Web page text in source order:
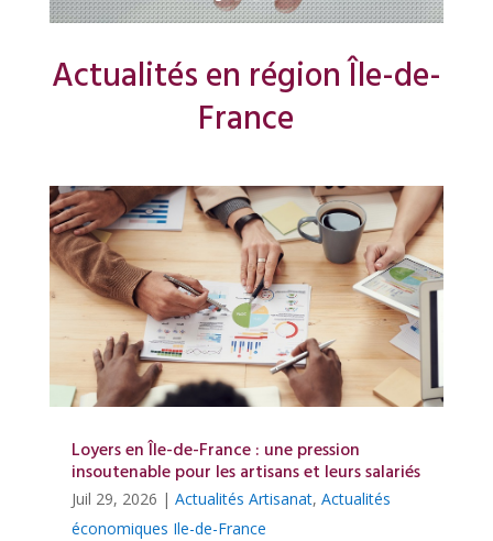
Actualités en région Île-de-
France
Loyers en Île-de-France : une pression
insoutenable pour les artisans et leurs salariés
Juil 29, 2026 | Actualités Artisanat, Actualités
économiques Ile-de-France